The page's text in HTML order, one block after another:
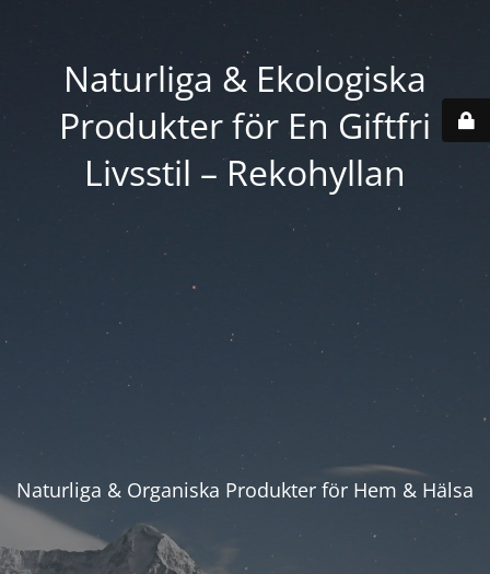
Naturliga & Ekologiska
Produkter för En Giftfri
Livsstil – Rekohyllan
Naturliga & Organiska Produkter för Hem & Hälsa